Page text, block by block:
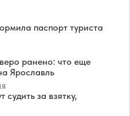
паспорт туриста
ранено: что еще
Ярославль
судить за взятку,